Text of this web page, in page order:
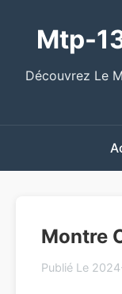
Mtp-
Découvrez Le
Montre
Publié Le